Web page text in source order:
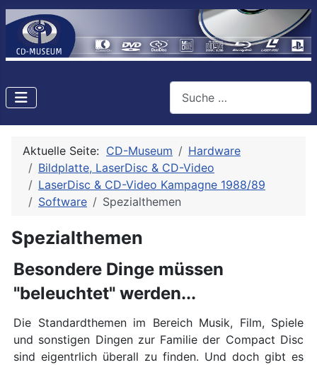
Aktuelle Seite: CD-Museum
Hardware
Bildplatte, LaserDisc & CD-Video
LaserDisc & CD-Video Kampagne 1988/89
Software
Spezialthemen
Spezialthemen
Besondere Dinge müssen
"beleuchtet" werden...
Die Standardthemen im Bereich Musik, Film, Spiele
und sonstigen Dingen zur Familie der Compact Disc
sind eigentrlich überall zu finden. Und doch gibt es